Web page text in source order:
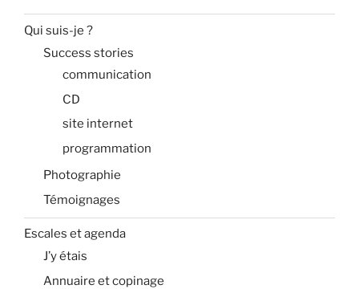
Qui suis-je ?
Success stories
communication
CD
site internet
programmation
Photographie
Témoignages
Escales et agenda
J’y étais
Annuaire et copinage